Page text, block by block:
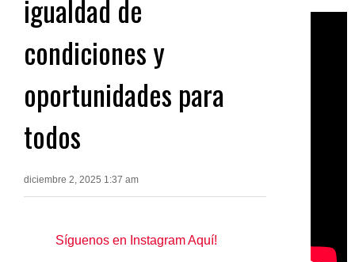
igualdad de
condiciones y
oportunidades para
todos
diciembre 2, 2025 1:37 am
Síguenos en Instagram Aquí!